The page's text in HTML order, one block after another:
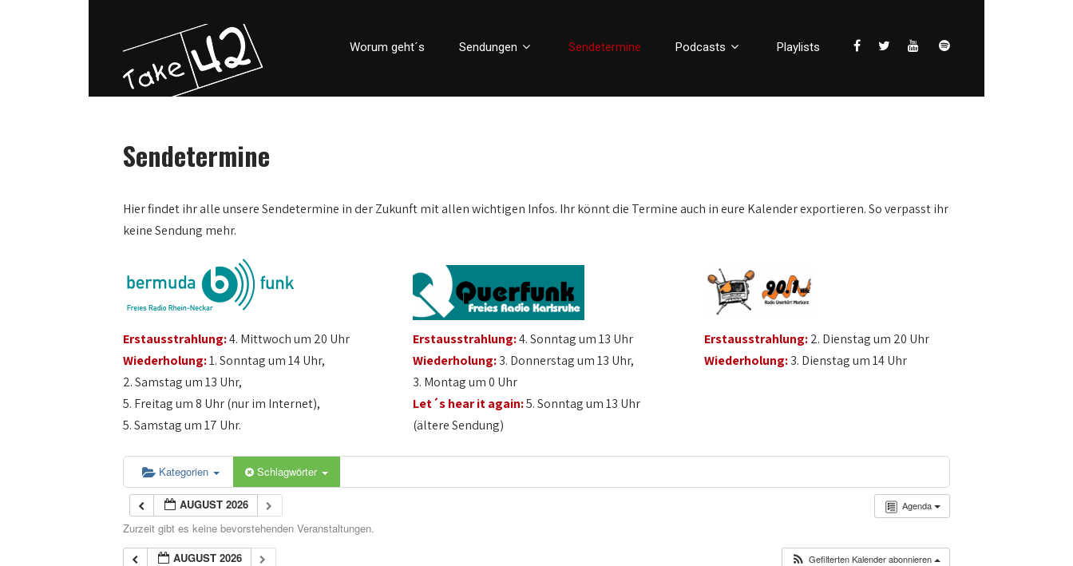
Worum geht´s Sendungen Sendetermine Podcasts Playlists
Sendetermine
Hier findet ihr alle unsere Sendetermine in der Zukunft mit allen wichtigen Infos. Ihr könnt die Termine auch in eure Kalender exportieren. So verpasst ihr
keine Sendung mehr.
Erstausstrahlung:4. Mittwoch um 20 Uhr
Wiederholung:1. Sonntag um 14 Uhr,
2. Samstag um 13 Uhr,
5. Freitag um 8 Uhr (nur im Internet),
5. Samstag um 17 Uhr.
Erstausstrahlung:4. Sonntag um 13 Uhr
Wiederholung:3. Donnerstag um 13 Uhr,
3. Montag um 0 Uhr
Let´s hear it again:5. Sonntag um 13 Uhr
(ältere Sendung)
Erstausstrahlung:2. Dienstag um 20 Uhr
Wiederholung:3. Dienstag um 14 Uhr
Kategorien Schlagwörter
Agenda
AUGUST 2026
Zurzeit gibt es keine bevorstehenden Veranstaltungen.
AUGUST 2026
Gefilterten Kalender abonnieren